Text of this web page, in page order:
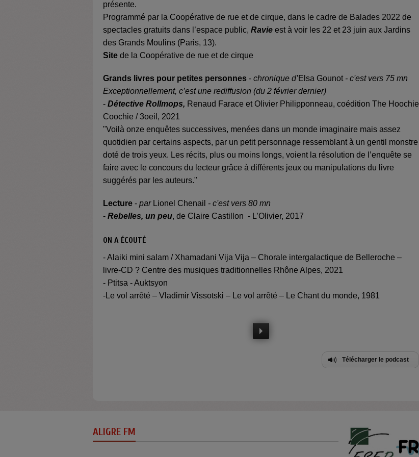
présente.
Programmé par la Coopérative de rue et de cirque, dans le cadre de Balades 2022 de
spectacles gratuits dans l’espace public, Ravie est à voir les 22 et 23 juin aux Jardins
des Grands Moulins (Paris, 13).
Site de la Coopérative de rue et de cirque
Grands livres pour petites personnes - chronique d’Elsa Gounot- c'est vers 75 mn
Exceptionnellement, c’est une rediffusion (du 2 février dernier)
- Détective Rollmops, Renaud Farace et Olivier Philipponneau, coédition The Hoochie
Coochie / 3oeil, 2021
"Voilà onze enquêtes successives, menées dans un monde imaginaire mais assez
quotidien par certains aspects, par un petit personnage ressemblant à un gentil monstre
doté de trois yeux. Les récits, plus ou moins longs, voient la résolution de l’enquête se
faire avec le concours du lecteur grâce à différents jeux ou manipulations du livre
suggérés par les auteurs."
Lecture - par Lionel Chenail - c'est vers 80 mn
- Rebelles, un peu, de Claire Castillon - L’Olivier, 2017
ON A ÉCOUTÉ
- Alaiki mini salam / Xhamadani Vija Vija – Chorale intergalactique de Belleroche –
livre-CD ? Centre des musiques traditionnelles Rhône Alpes, 2021
- Ptitsa - Auktsyon
-Le vol arrêté – Vladimir Vissotski – Le vol arrêté – Le Chant du monde, 1981
Télécharger le podcast
ALIGRE FM